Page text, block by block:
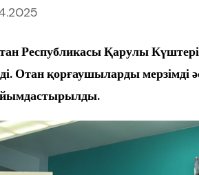
Парламент
Республикасы Қарулы
Отан қорғаушыларды